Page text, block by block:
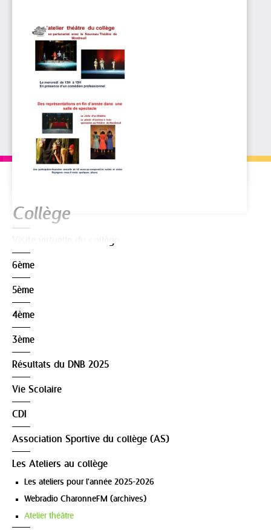
Collège
6ème
5ème
4ème
3ème
Résultats du DNB 2025
Vie Scolaire
CDI
Association Sportive du collège (AS)
Les Ateliers au collège
Les ateliers pour l'année 2025-2026
Webradio CharonneFM (archives)
Atelier théâtre